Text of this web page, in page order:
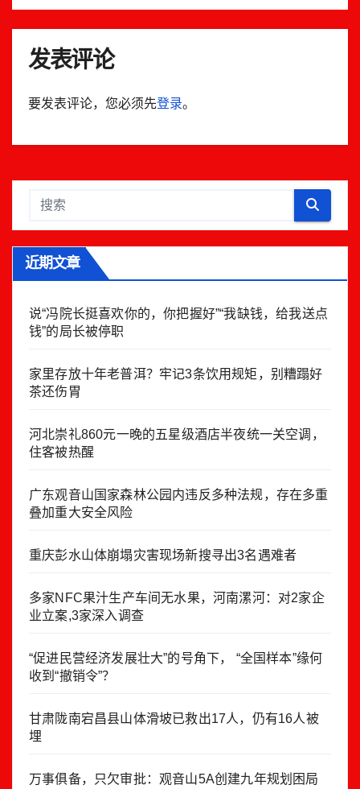
发表评论
要发表评论，您必须先登录。
近期文章
说“冯院长挺喜欢你的，你把握好”“我缺钱，给我送点
钱”的局长被停职
家里存放十年老普洱？牢记3条饮用规矩，别糟蹋好
茶还伤胃
河北崇礼860元一晚的五星级酒店半夜统一关空调，
住客被热醒
广东观音山国家森林公园内违反多种法规，存在多重
叠加重大安全风险
重庆彭水山体崩塌灾害现场新搜寻出3名遇难者
多家NFC果汁生产车间无水果，河南漯河：对2家企
业立案,3家深入调查
“促进民营经济发展壮大”的号角下， “全国样本”缘何
收到“撤销令”？
甘肃陇南宕昌县山体滑坡已救出17人，仍有16人被
埋
万事俱备，只欠审批：观音山5A创建九年规划困局